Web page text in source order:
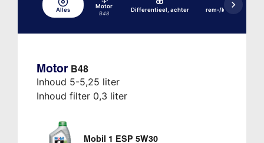
Alles
Motor
B48
Differentieel, achter
Hydraulisch
rem-/
DSC
Motor B48
Inhoud 5-5,25 liter
Inhoud filter 0,3 liter
Mobil 1 ESP 5W30